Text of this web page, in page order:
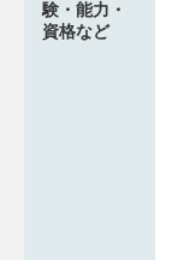
験・能力・
資格など